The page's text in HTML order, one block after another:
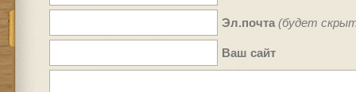
Эл.почта (будет
Ваш сайт